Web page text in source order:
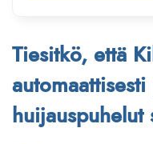
Tiesitkö, että
huijauspuhelut